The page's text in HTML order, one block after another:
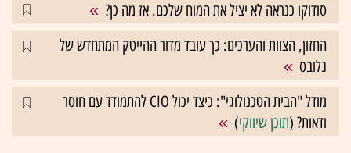
סודוקו כנראה לא יציל את המוח שלכם. אז מה כן?
החזון, הצוות והערכים: כך עובד מדור ההייטק המתחדש של
גלובס
מודל "הבית הטכנולוגי": כיצד יכול CIO להתמודד עם חוסר
ודאות? (תוכן שיווקי)